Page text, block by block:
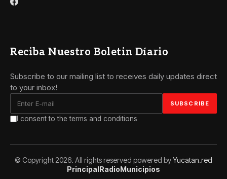
Reciba Nuestro Boletin Díario
Subscribe to our mailing list to receives daily updates direct
to your inbox!
I consent to the terms and conditions
© Copyright 2026. All rights reserved powered byYucatan.red
PrincipalRadioMunicipios